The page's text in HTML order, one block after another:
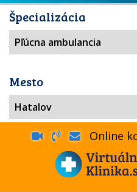
Špecializácia
Mesto
Online